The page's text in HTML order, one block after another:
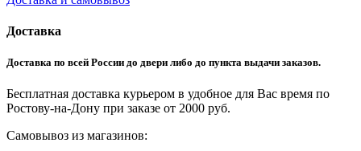
Доставка
Доставка по всей России до двери либо до пункта выдачи заказов.
Бесплатная доставка курьером в удобное для Вас время по
Ростову-на-Дону при заказе от 2000 руб.
Самовывоз из магазинов: